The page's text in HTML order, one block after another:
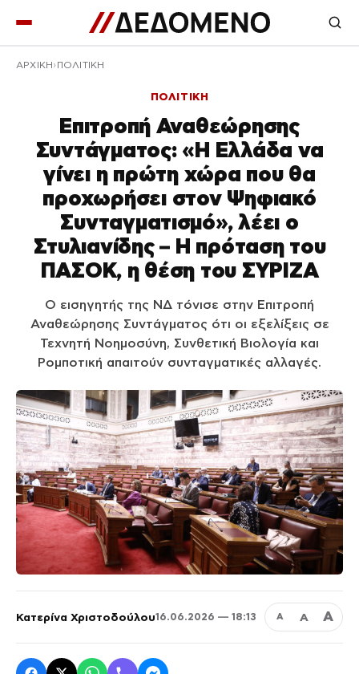
ΑΡΧΙΚΉ ΠΟΛΙΤΙΚΗ
ΠΟΛΙΤΙΚΗ
Επιτροπή Αναθεώρησης
Συντάγματος: «Η Ελλάδα να
γίνει η πρώτη χώρα που θα
προχωρήσει στον Ψηφιακό
Συνταγματισμό», λέει ο
Στυλιανίδης – Η πρόταση του
ΠΑΣΟΚ, η θέση του ΣΥΡΙΖΑ
Ο εισηγητής της ΝΔ τόνισε στην Επιτροπή
Αναθεώρησης Συντάγματος ότι οι εξελίξεις σε
Τεχνητή Νοημοσύνη, Συνθετική Βιολογία και
Ρομποτική απαιτούν συνταγματικές αλλαγές.
Κατερίνα Χριστοδούλου16.06.2026 — 18:13 Α Α Α